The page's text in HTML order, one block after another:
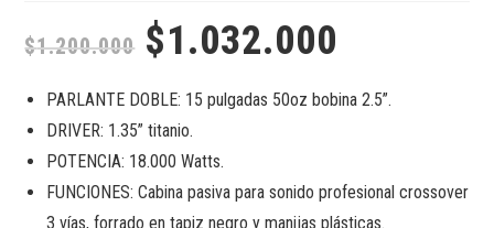
$1.200.000 $1.032.000
PARLANTE DOBLE: 15 pulgadas 50oz bobina 2.5”.
DRIVER: 1.35” titanio.
POTENCIA: 18.000 Watts.
FUNCIONES: Cabina pasiva para sonido profesional crossover
3 vías, forrado en tapiz negro y manijas plásticas.